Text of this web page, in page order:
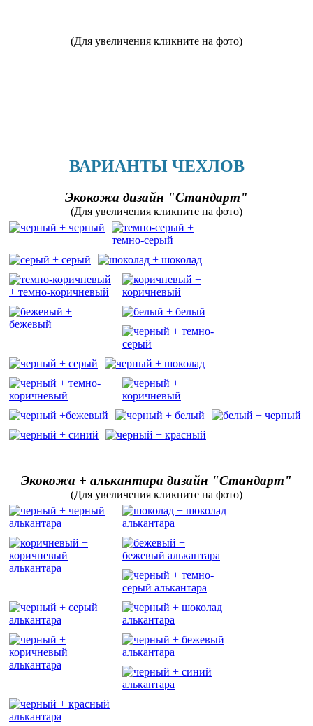
(Для увеличения кликните на фото)
ВАРИАНТЫ ЧЕХЛОВ
Экокожа дизайн "Стандарт"
(Для увеличения кликните на фото)
Экокожа + алькантара дизайн "Стандарт"
(Для увеличения кликните на фото)